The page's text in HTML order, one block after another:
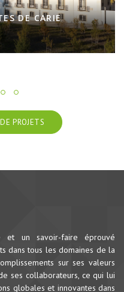
DE CARIE
PROJETS
et un savoir-faire éprouvé
dans tous les domaines de la
sur ses valeurs
ses collaborateurs, ce qui lui
globales et innovantes dans